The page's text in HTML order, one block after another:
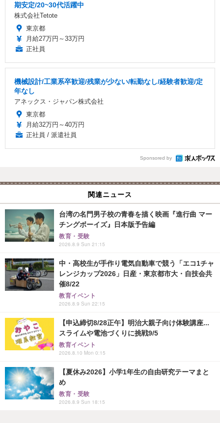
期安定/20~30代活躍中
株式会社Tetote
東京都
月給27万円～33万円
正社員
機械設計/工業系卒歓迎/残業が少ない/転勤なし/経験者歓迎/定
年なし
アネックス・ジャパン株式会社
東京都
月給32万円～40万円
正社員 / 派遣社員
Sponsored by
関連ニュース
台湾の名門男子校の青春を描く映画『進行曲 マー
チングボーイズ』日本版予告編
教育・受験
2026.8.9 Sun 21:15
中・高校生が手作り電気自動車で競う「エコ1チャ
レンジカップ2026」日産・東京都市大・自技会共
催8/22
教育イベント
2026.8.9 Sun 22:15
【申込締切8/28正午】明治大親子向け体験講座...
スライムや電池づくりに挑戦9/5
教育イベント
2026.8.10 Mon 0:15
【夏休み2026】小学1年生の自由研究テーマまと
め
教育・受験
2026.8.9 Sun 18:15